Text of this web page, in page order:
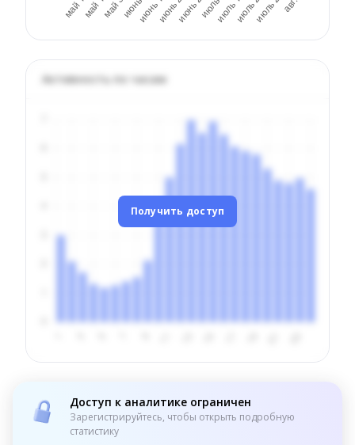
Активность по часам
Получить доступ
Доступ к аналитике ограничен
Зарегистрируйтесь, чтобы открыть подробную
статистику